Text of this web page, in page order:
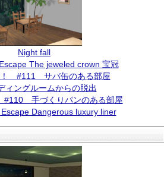
Night fall
The jeweled crown 宝冠
！ #111 サバ缶のある部屋
ィングルームからの脱出
手づくりパンのある部屋
Dangerous luxury liner